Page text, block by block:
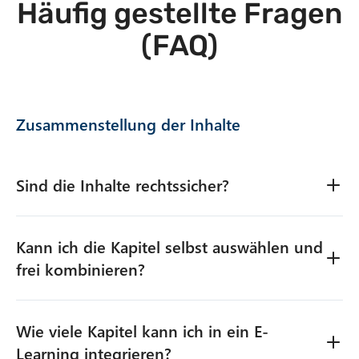
Häufig gestellte Fragen
(FAQ)
Zusammenstellung der Inhalte
Sind die Inhalte rechtssicher?
Natürlich. Wir erstellen unsere Inhalte gemeinsam
mit Fachexperten, oftmals gemeinsam mit den CISOs
unserer Kunden. Zusätzlich geben wir unsere Inhalte
Rechtsanwälte, Penetration Tester, Incident
Kann ich die Kapitel selbst auswählen und
frei kombinieren?
Ja, du kannst die Kapitel frei wählen und zu einem E-
Learning-Kurs nach deinem Bedarf kombinieren. So
Wie viele Kapitel kann ich in ein E-
Learning integrieren?